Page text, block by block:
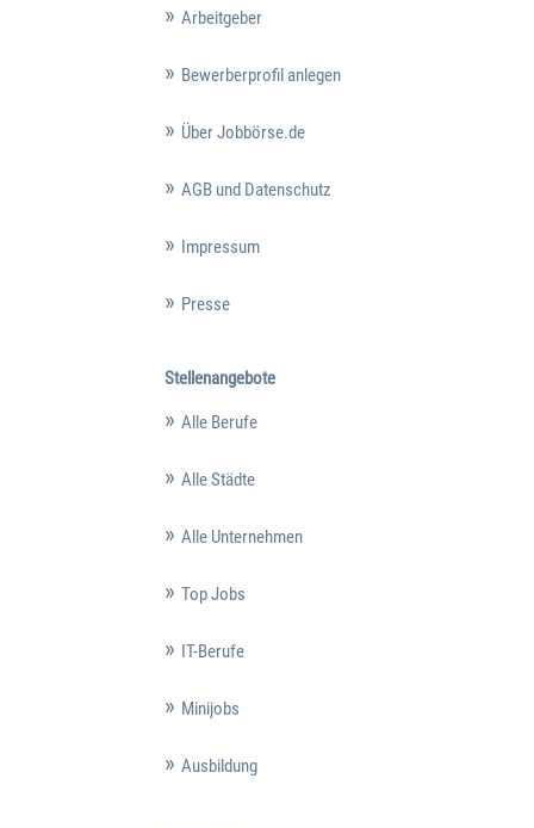
Arbeitgeber
Bewerberprofil anlegen
Über Jobbörse.de
AGB und Datenschutz
Impressum
Presse
Stellenangebote
Alle Berufe
Alle Städte
Alle Unternehmen
Top Jobs
IT-Berufe
Minijobs
Ausbildung